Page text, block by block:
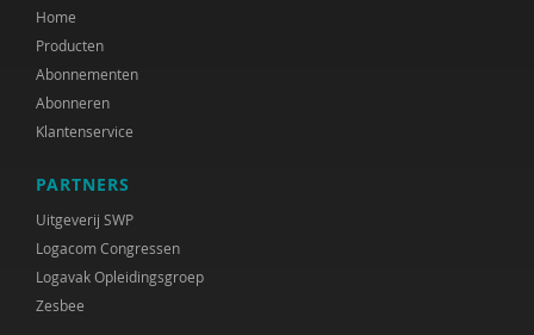
United Nations Office for Disaster Risk Reduction
World Health Organization
Tim 'S Jongers
Jeugdautoriteit (JA)
Home
Producten
Abonnementen
Abonneren
Klantenservice
PARTNERS
Uitgeverij SWP
Logacom Congressen
Logavak Opleidingsgroep
Zesbee